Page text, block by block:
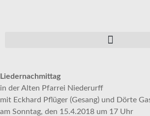
Liedernachmittag
in der Alten Pfarrei Niederurff
mit Eckhard Pflüger (Gesang) und Dörte
am Sonntag, den 15.4.2018 um 17 Uhr